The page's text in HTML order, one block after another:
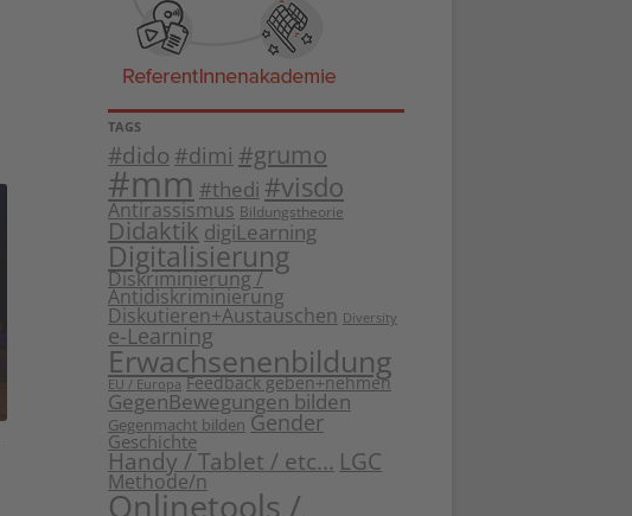
TAGS
#dido #dimi #grumo
#mm #thedi #visdo
Antirassismus Bildungstheorie
Didaktik digiLearning
Digitalisierung
Diskriminierung /
Antidiskriminierung
Diskutieren+Austauschen Diversity
e-Learning
Erwachsenenbildung
EU / Europa Feedback geben+nehmen
GegenBewegungen bilden
Gegenmacht bilden Gender
Geschichte
Handy / Tablet / etc... LGC
Methode/n
Onlinetools /